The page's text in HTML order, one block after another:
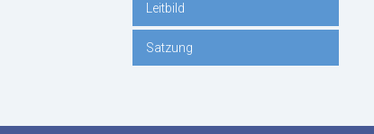
Leitbild
Satzung